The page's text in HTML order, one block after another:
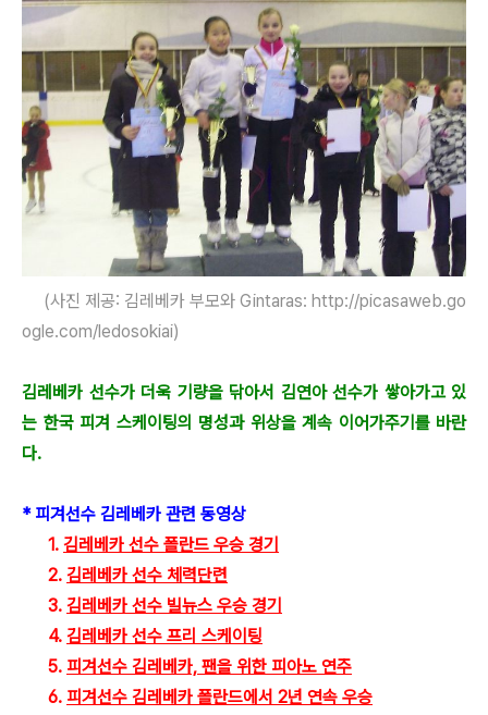
(사진 제공: 김레베카 부모와 Gintaras: http://picasaweb.go
ogle.com/ledosokiai)
김레베카 선수가 더욱 기량을 닦아서 김연아 선수가 쌓아가고 있
는 한국 피겨 스케이팅의 명성과 위상을 계속 이어가주기를 바란
다.
* 피겨선수 김레베카 관련 동영상
1. 김레베카 선수 폴란드 우승 경기
2. 김레베카 선수 체력단련
3. 김레베카 선수 빌뉴스 우승 경기
4. 김레베카 선수 프리 스케이팅
5. 피겨선수 김레베카, 팬을 위한 피아노 연주
6. 피겨선수 김레베카 폴란드에서 2년 연속 우승